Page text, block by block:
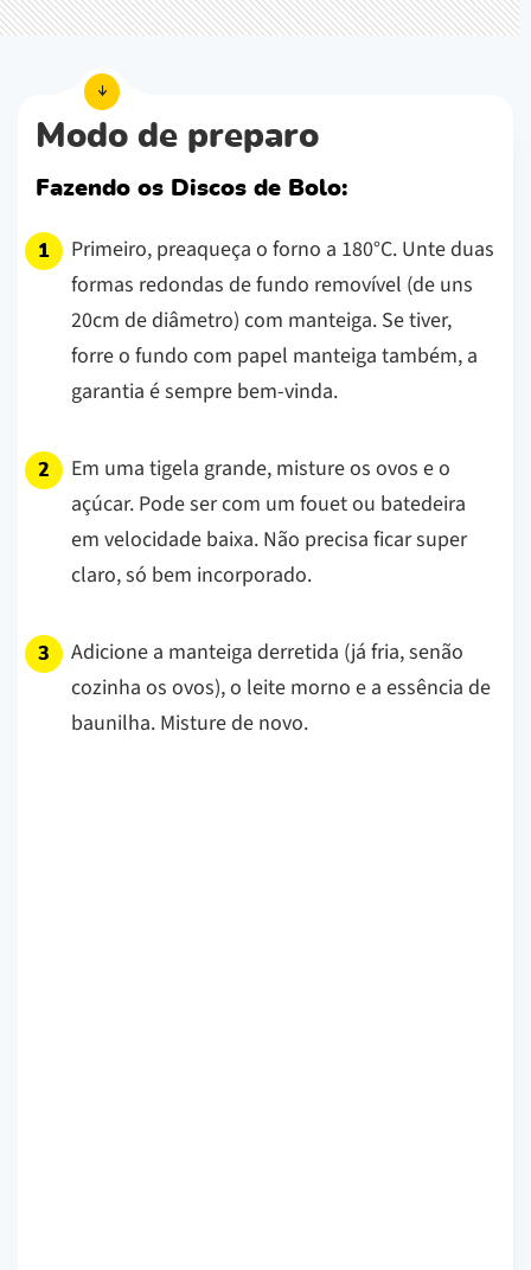
Modo de preparo
Fazendo os Discos de Bolo:
Primeiro, preaqueça o forno a 180°C. Unte duas
formas redondas de fundo removível (de uns
20cm de diâmetro) com manteiga. Se tiver,
forre o fundo com papel manteiga também, a
garantia é sempre bem-vinda.
Em uma tigela grande, misture os ovos e o
açúcar. Pode ser com um fouet ou batedeira
em velocidade baixa. Não precisa ficar super
claro, só bem incorporado.
Adicione a manteiga derretida (já fria, senão
cozinha os ovos), o leite morno e a essência de
baunilha. Misture de novo.